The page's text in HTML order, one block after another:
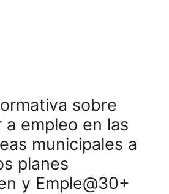
sobre
empleo en las
municipales a
planes
y Emple@30+